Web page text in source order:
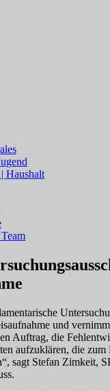
Haushalt
und
Auftrag, die
aufzuklären, die zum
sagt Stefan Zimkeit,